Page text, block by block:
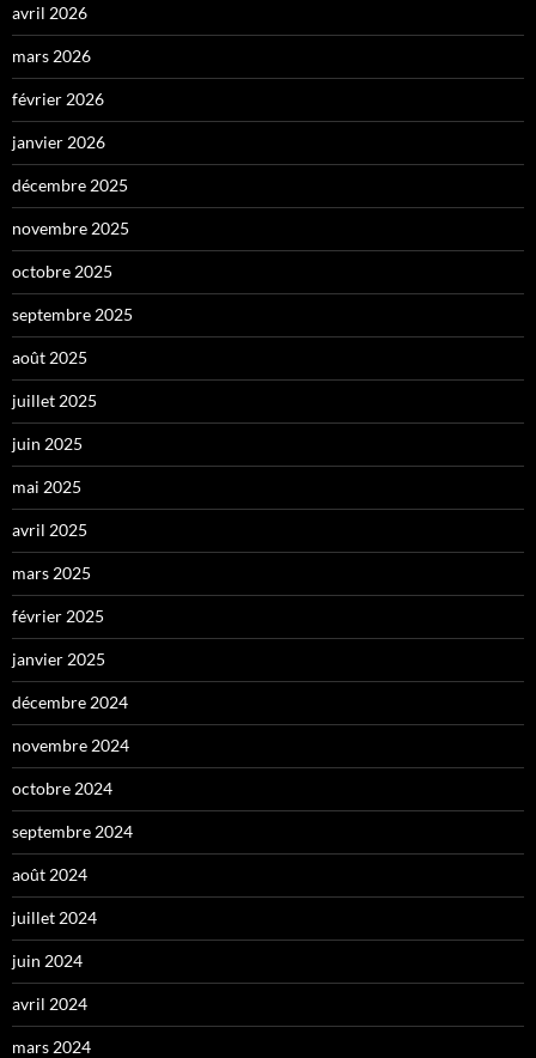
avril 2026
mars 2026
février 2026
janvier 2026
décembre 2025
novembre 2025
octobre 2025
septembre 2025
août 2025
juillet 2025
juin 2025
mai 2025
avril 2025
mars 2025
février 2025
janvier 2025
décembre 2024
novembre 2024
octobre 2024
septembre 2024
août 2024
juillet 2024
juin 2024
avril 2024
mars 2024